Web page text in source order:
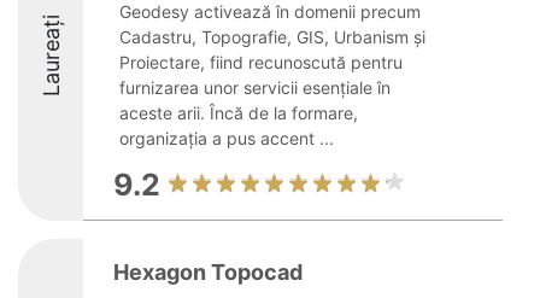
Laureați
Geodesy activează în domenii precum
Cadastru, Topografie, GIS, Urbanism și
Proiectare, fiind recunoscută pentru
furnizarea unor servicii esențiale în
aceste arii. Încă de la formare,
organizația a pus accent ...
9.2
Hexagon Topocad